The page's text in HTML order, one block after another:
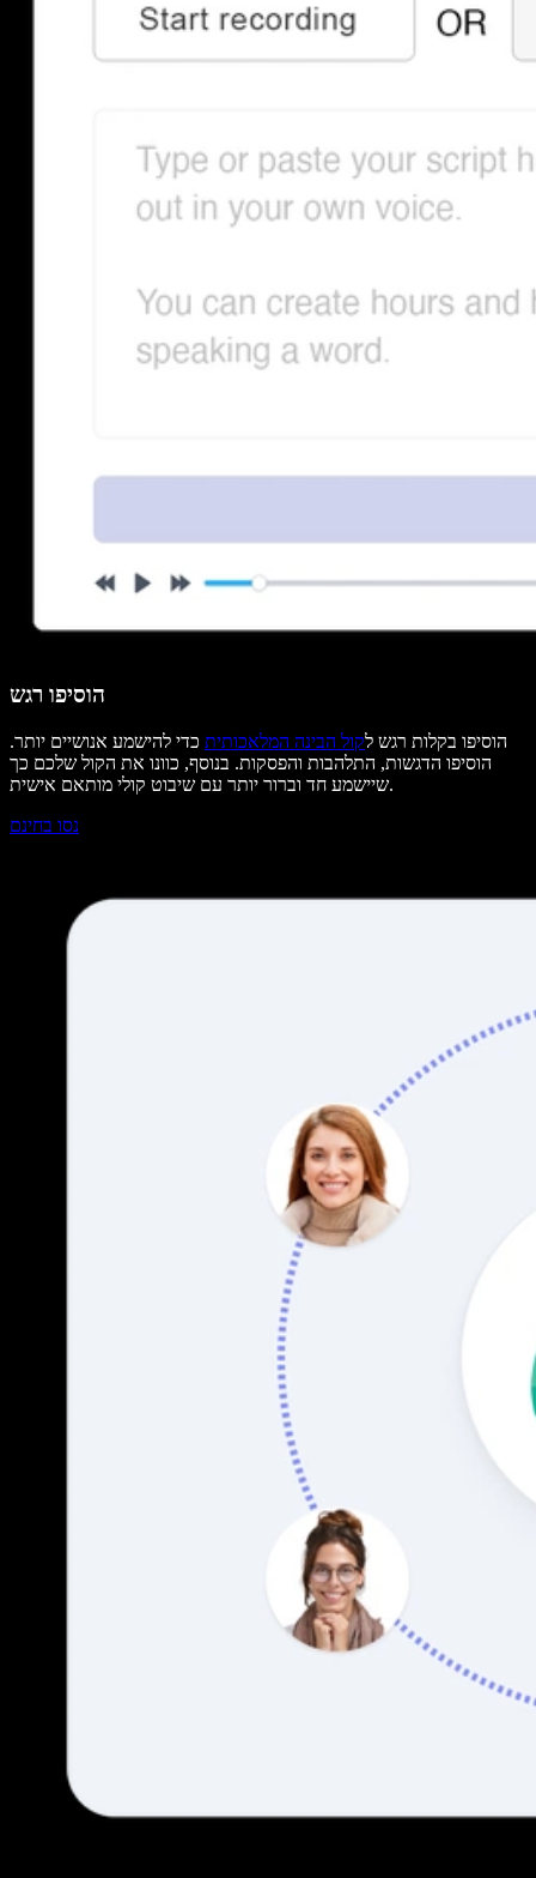
הוסיפו רגש
הוסיפו בקלות רגש לקול הבינה המלאכותית כדי להישמע אנושיים יותר.
הוסיפו הדגשות, התלהבות והפסקות. בנוסף, כוונו את הקול שלכם כך
שיישמע חד וברור יותר עם שיבוט קולי מותאם אישית.
נסו בחינם